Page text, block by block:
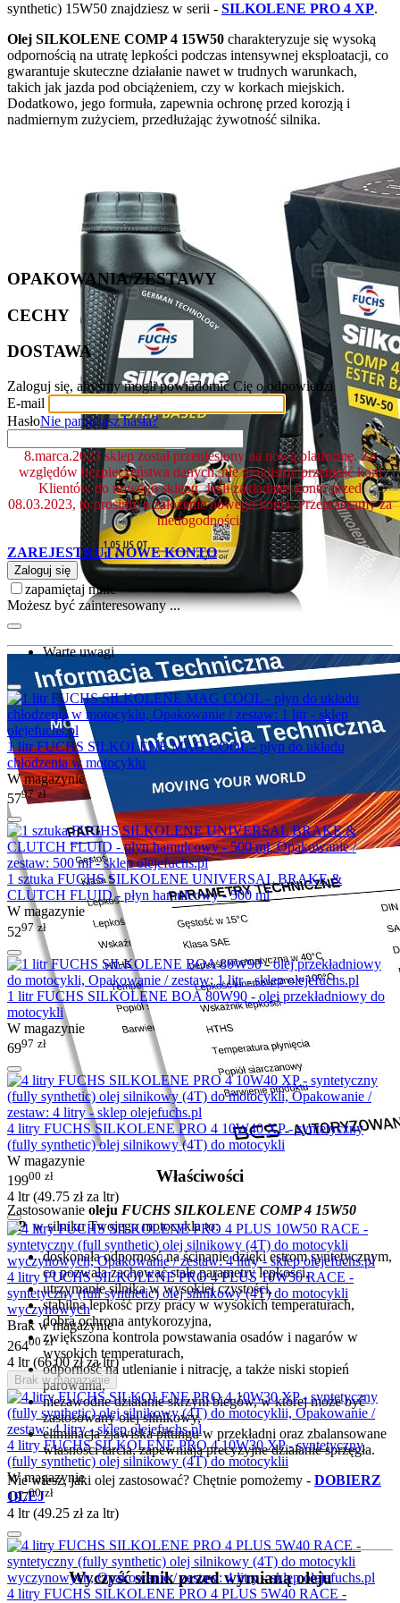
synthetic) 15W50 znajdziesz w serii - SILKOLENE PRO 4 XP.
Olej SILKOLENE COMP 4 15W50 charakteryzuje się wysoką
odpornością na utratę lepkości podczas intensywnej eksploatacji, co
gwarantuje skuteczne działanie nawet w trudnych warunkach,
takich jak jazda pod obciążeniem, czy w korkach miejskich.
Dodatkowo, jego formuła, zapewnia ochronę przed korozją i
nadmiernym zużyciem, przedłużając żywotność silnika.
Właściwości
Zastosowanie oleju FUCHS SILKOLENE COMP 4 15W50
XPw silniku Twojego motocykla to:
doskonała odporność na ścinanie dzięki estrom syntetycznym,
co pozwala zachować stałe parametry lepkości,
utrzymanie silnika w wysokiej czystości,
stabilna lepkość przy pracy w wysokich temperaturach,
dobra ochrona antykorozyjna,
zwiększona kontrola powstawania osadów i nagarów w
wysokich temperaturach,
odporność na utlenianie i nitrację, a także niski stopień
parowania,
niezawodne działanie skrzyni biegów, w której może być
zastosowany olej silnikowy,
eliminacja zjawiska pittingu w przekładni oraz zbalansowane
własności tarcia, zapewniają precyzyjne działanie sprzęgła.
Nie wiesz, jaki olej zastosować? Chętnie pomożemy - DOBIERZ
OLEJ
Wyczyść silnik przed wymianą oleju
OPAKOWANIA/ZESTAWY
CECHY
DOSTAWA
Zaloguj się, abyśmy mogli powiadomić Cię o odpowiedzi
E-mail
HasłoNie pamiętasz hasła?
8.marca.2023 sklep został przeniesiony na nową platformę. Ze
względów bezpieczeństwa danych, nie mogliśmy przenieść kont
Klientów do nowego sklepu. Jeśli zakładałeś konto przed
08.03.2023, to prosimy o założenie nowego konta. Przepraszamy za
niedogodności.
ZAREJESTRUJ NOWE KONTO
Zaloguj się
zapamiętaj mnie
Możesz być zainteresowany ...
Warte uwagi
1 litr FUCHS SILKOLENE MAG COOL - płyn do układu
chłodzenia w motocyklu
W magazynie
5797 zł
1 sztuka FUCHS SILKOLENE UNIVERSAL BRAKE &
CLUTCH FLUID - płyn hamulcowy - 500 ml
W magazynie
5297 zł
1 litr FUCHS SILKOLENE BOA 80W90 - olej przekładniowy do
motocykli
W magazynie
6997 zł
4 litry FUCHS SILKOLENE PRO 4 10W40 XP - syntetyczny
(fully synthetic) olej silnikowy (4T) do motocykli
W magazynie
19900 zł
4 ltr (49.75 złza ltr)
4 litry FUCHS SILKOLENE PRO 4 PLUS 10W50 RACE -
syntetyczny (full synthetic) olej silnikowy (4T) do motocykli
wyczynowych
Brak w magazynie
26400 zł
4 ltr (66.00złza ltr)
Brak w magazynie
4 litry FUCHS SILKOLENE PRO 4 10W30 XP - syntetyczny
(fully synthetic) olej silnikowy (4T) do motocyklii
W magazynie
19700 zł
4 ltr (49.25 złza ltr)
4 litry FUCHS SILKOLENE PRO 4 PLUS 5W40 RACE -